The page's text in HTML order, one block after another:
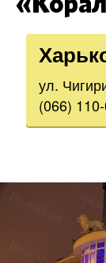
ул.
(066)